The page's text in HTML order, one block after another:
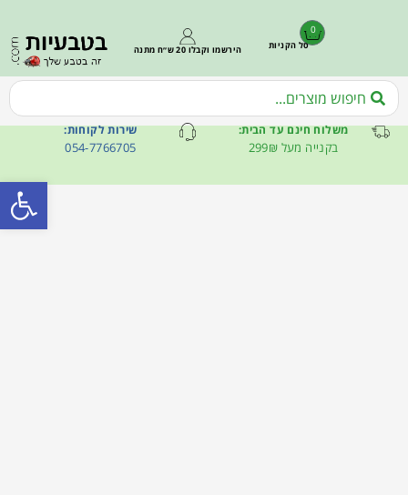
0
סל הקניות הירשמו וקבלו 20 ש״ח מתנה
משלוח חינם עד הבית:
בקנייה מעל 299₪
שירות לקוחות:
054-7766705
פתח